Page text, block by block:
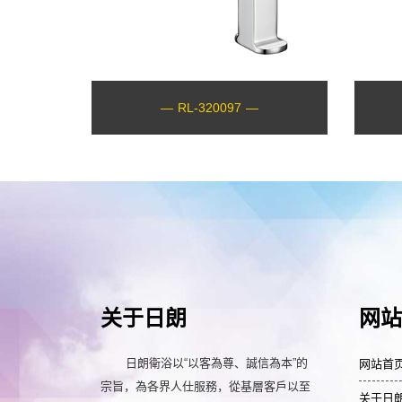
— RL-320097 —
关于日朗
日朗衛浴以“以客為尊、誠信為本”的
宗旨，為各界人仕服務，從基層客戶以至
网
网站首
关于日